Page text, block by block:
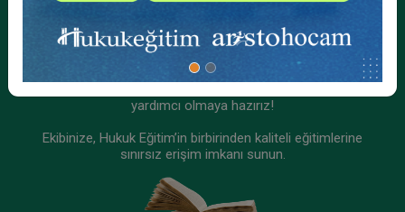
Kurumsal Teklif Alın
yardımcı olmaya hazırız!
Ekibinize, Hukuk Eğitim’in birbirinden kaliteli eğitimlerine
sınırsız erişim imkanı sunun.